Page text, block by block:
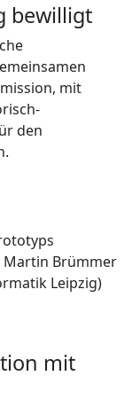
bewilligt
mit
den
Brümmer
Leipzig)
mit